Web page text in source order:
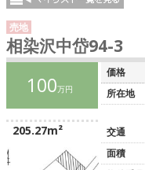
売地
相染沢中岱94-3
100万円
205.27m²
価格
所在地
交通
面積